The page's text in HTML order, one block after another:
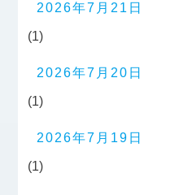
2026年7月21日
(1)
2026年7月20日
(1)
2026年7月19日
(1)